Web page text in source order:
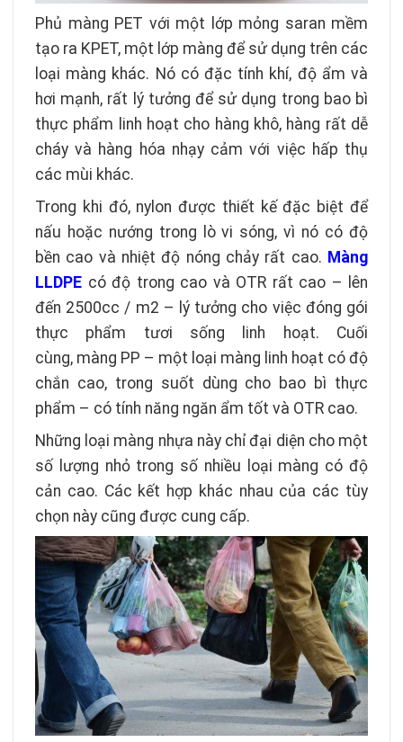
Phủ màng PET với một lớp mỏng saran mềm
tạo ra KPET, một lớp màng để sử dụng trên các
loại màng khác. Nó có đặc tính khí, độ ẩm và
hơi mạnh, rất lý tưởng để sử dụng trong bao bì
thực phẩm linh hoạt cho hàng khô, hàng rất dễ
cháy và hàng hóa nhạy cảm với việc hấp thụ
các mùi khác.
Trong khi đó, nylon được thiết kế đặc biệt để
nấu hoặc nướng trong lò vi sóng, vì nó có độ
bền cao và nhiệt độ nóng chảy rất cao. Màng
LLDPE có độ trong cao và OTR rất cao – lên
đến 2500cc / m2 – lý tưởng cho việc đóng gói
thực phẩm tươi sống linh hoạt. Cuối
cùng, màng PP – một loại màng linh hoạt có độ
chắn cao, trong suốt dùng cho bao bì thực
phẩm – có tính năng ngăn ẩm tốt và OTR cao.
Những loại màng nhựa này chỉ đại diện cho một
số lượng nhỏ trong số nhiều loại màng có độ
cản cao. Các kết hợp khác nhau của các tùy
chọn này cũng được cung cấp.